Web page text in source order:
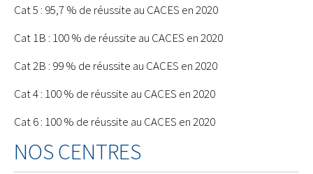
Cat 5 : 95,7 % de réussite au CACES en 2020
Cat 1B : 100 % de réussite au CACES en 2020
Cat 2B : 99 % de réussite au CACES en 2020
Cat 4 : 100 % de réussite au CACES en 2020
Cat 6 : 100 % de réussite au CACES en 2020
NOS CENTRES